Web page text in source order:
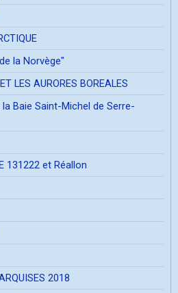
la Norvège"
LES AURORES BOREALES
Baie Saint-Michel de Serre-
131222 et Réallon
2018